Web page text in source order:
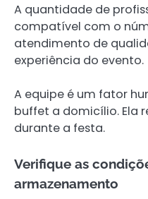
A quantidade de
compatível com o
atendimento de
experiência do evento.
A equipe é um fator
buffet a domicílio. Ela
durante a festa.
Verifique as
armazenamento